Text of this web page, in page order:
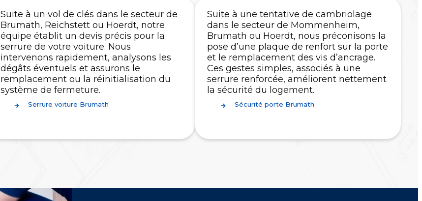
Suite à un vol de clés dans le secteur de
Brumath, Reichstett ou Hoerdt, notre
équipe établit un devis précis pour la
serrure de votre voiture. Nous
intervenons rapidement, analysons les
dégâts éventuels et assurons le
remplacement ou la réinitialisation du
système de fermeture.
Serrure voiture Brumath
Suite à une tentative de cambriolage
dans le secteur de Mommenheim,
Brumath ou Hoerdt, nous préconisons la
pose d’une plaque de renfort sur la porte
et le remplacement des vis d’ancrage.
Ces gestes simples, associés à une
serrure renforcée, améliorent nettement
la sécurité du logement.
Sécurité porte Brumath